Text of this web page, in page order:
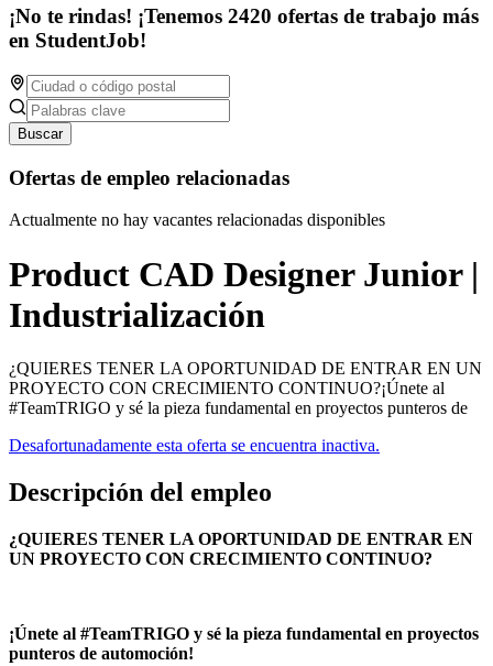
¡No te rindas! ¡Tenemos 2420 ofertas de trabajo más
en StudentJob!
Buscar
Ofertas de empleo relacionadas
Actualmente no hay vacantes relacionadas disponibles
Product CAD Designer Junior |
Industrialización
¿QUIERES TENER LA OPORTUNIDAD DE ENTRAR EN UN
PROYECTO CON CRECIMIENTO CONTINUO?¡Únete al
#TeamTRIGO y sé la pieza fundamental en proyectos punteros de
Desafortunadamente esta oferta se encuentra inactiva.
Descripción del empleo
¿QUIERES TENER LA OPORTUNIDAD DE ENTRAR EN
UN PROYECTO CON CRECIMIENTO CONTINUO?
¡Únete al #TeamTRIGO y sé la pieza fundamental en proyectos
punteros de automoción!